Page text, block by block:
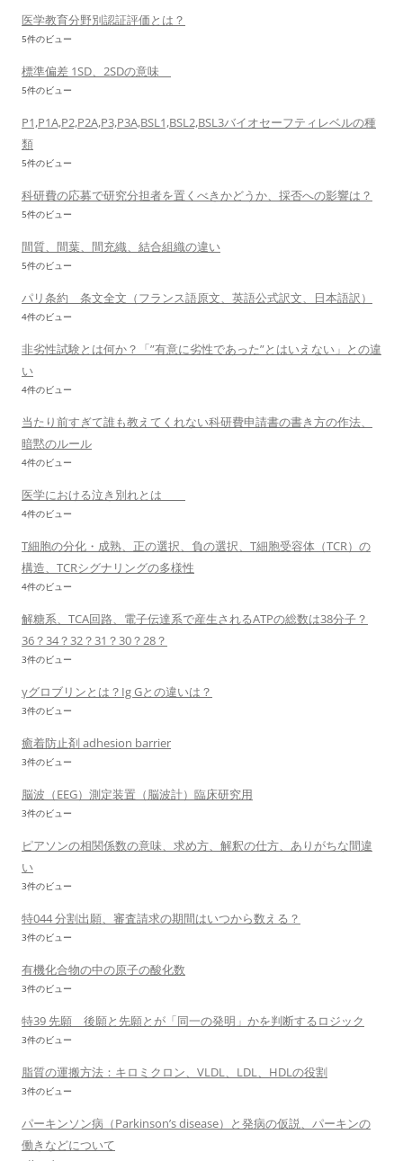
医学教育分野別認証評価とは？
5件のビュー
標準偏差 1SD、2SDの意味
5件のビュー
P1,P1A,P2,P2A,P3,P3A,BSL1,BSL2,BSL3バイオセーフティレベルの種
類
5件のビュー
科研費の応募で研究分担者を置くべきかどうか、採否への影響は？
5件のビュー
間質、間葉、間充織、結合組織の違い
5件のビュー
パリ条約 条文全文（フランス語原文、英語公式訳文、日本語訳）
4件のビュー
非劣性試験とは何か？「”有意に劣性であった”とはいえない」との違
い
4件のビュー
当たり前すぎて誰も教えてくれない科研費申請書の書き方の作法、
暗黙のルール
4件のビュー
医学における泣き別れとは
4件のビュー
T細胞の分化・成熟、正の選択、負の選択、T細胞受容体（TCR）の
構造、TCRシグナリングの多様性
4件のビュー
解糖系、TCA回路、電子伝達系で産生されるATPの総数は38分子？
36？34？32？31？30？28？
3件のビュー
γグロブリンとは？Ig Gとの違いは？
3件のビュー
癒着防止剤 adhesion barrier
3件のビュー
脳波（EEG）測定装置（脳波計）臨床研究用
3件のビュー
ピアソンの相関係数の意味、求め方、解釈の仕方、ありがちな間違
い
3件のビュー
特044 分割出願、審査請求の期間はいつから数える？
3件のビュー
有機化合物の中の原子の酸化数
3件のビュー
特39 先願 後願と先願とが「同一の発明」かを判断するロジック
3件のビュー
脂質の運搬方法：キロミクロン、VLDL、LDL、HDLの役割
3件のビュー
パーキンソン病（Parkinson’s disease）と発病の仮説、パーキンの
働きなどについて